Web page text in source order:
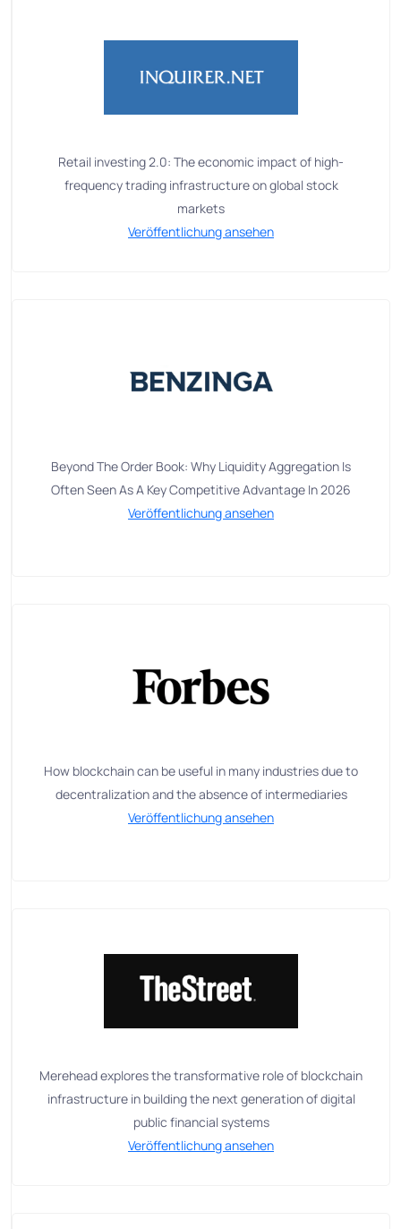
Retail investing 2.0: The economic impact of high-
frequency trading infrastructure on global stock
markets
Veröffentlichung ansehen
Beyond The Order Book: Why Liquidity Aggregation Is
Often Seen As A Key Competitive Advantage In 2026
Veröffentlichung ansehen
How blockchain can be useful in many industries due to
decentralization and the absence of intermediaries
Veröffentlichung ansehen
Merehead explores the transformative role of blockchain
infrastructure in building the next generation of digital
public financial systems
Veröffentlichung ansehen